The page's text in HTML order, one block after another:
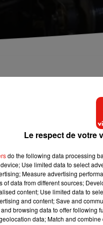
de la célèbre
reprise pour la verrerie
fixée au 31 décembre
par le fonds
d'apporter 12
Ioannidès, qui
les salariés, mais
a également
par des proches
redressement judiciaire.
Le respect de votre
do the following data processing
Use limited data to select
Measure advertising
of data from different sources;
content; Use limited data to
and content; Save and
browsing data to offer following
data; Match and